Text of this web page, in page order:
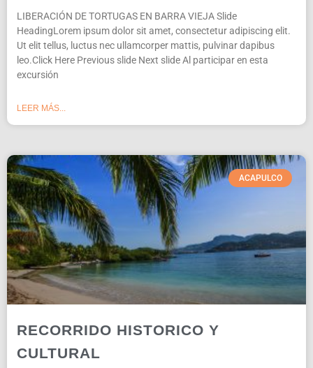
LIBERACIÓN DE TORTUGAS EN BARRA VIEJA Slide
HeadingLorem ipsum dolor sit amet, consectetur adipiscing elit.
Ut elit tellus, luctus nec ullamcorper mattis, pulvinar dapibus
leo.Click Here Previous slide Next slide Al participar en esta
excursión
LEER MÁS...
ACAPULCO
RECORRIDO HISTORICO Y
CULTURAL